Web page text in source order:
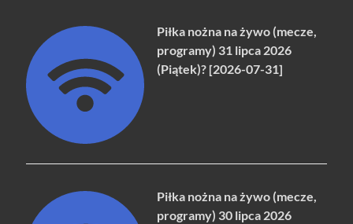
Piłka nożna na żywo (mecze,
programy) 31 lipca 2026
(Piątek)? [2026-07-31]
Piłka nożna na żywo (mecze,
programy) 30 lipca 2026